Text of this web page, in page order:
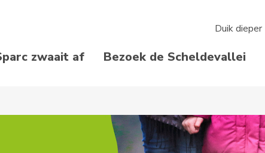
Duik dieper
zwaait af Bezoek de Scheldevallei